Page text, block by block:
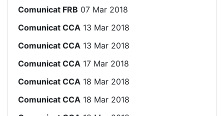
Comunicat FRB 07 Mar 2018
Comunicat CCA 13 Mar 2018
Comunicat CCA 13 Mar 2018
Comunicat CCA 17 Mar 2018
Comunicat CCA 18 Mar 2018
Comunicat CCA 18 Mar 2018